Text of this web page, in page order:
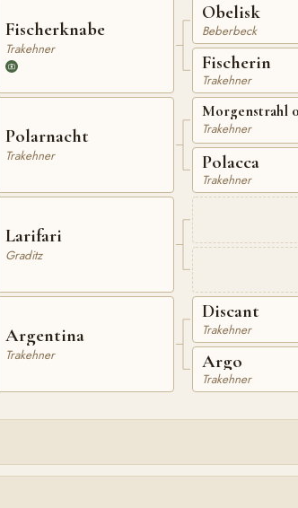
Fischerknabe
Trakehner
Polarnacht
Trakehner
Larifari
Graditz
Argentina
Trakehner
Obelisk
Beberbeck
Fischerin
Trakehner
Morgenstrahl
Trakehner
Polacca
Trakehner
Discant
Trakehner
Argo
Trakehner